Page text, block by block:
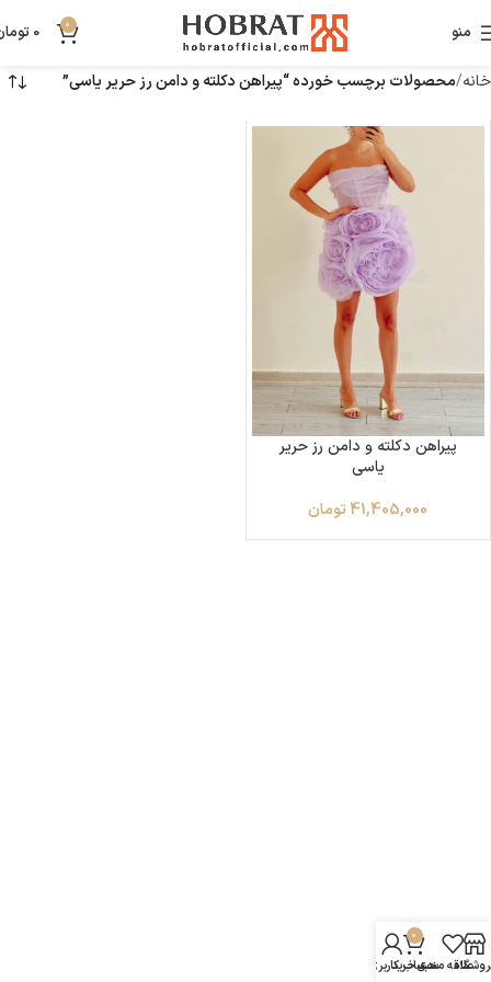
منو 0
0
خانه محصولات برچسب خورده “پیراهن دکلته و دامن رز حریر یاسی”
پیراهن دکلته و دامن رز حریر
یاسی
41,405,000 تومان
علاقه مندی
0
سبد خرید
حساب کاربری من